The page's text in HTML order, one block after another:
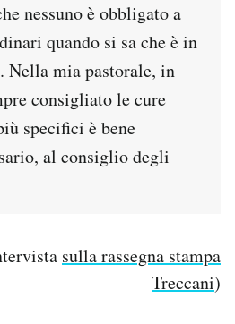
nessuno è obbligato a
quando si sa che è in
Nella mia pastorale, in
consigliato le cure
specifici è bene
al consiglio degli
sulla rassegna stampa
Treccani)